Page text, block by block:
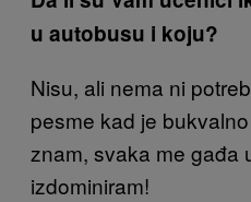
u autobusu i koju?
Nisu, ali nema ni
pesme kad je
znam, svaka me gađa
izdominiram!